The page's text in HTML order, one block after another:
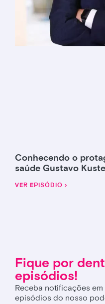
Conhecendo o
saúde Gustavo
VER EPISÓDIO ›
Fique por
episódios!
Receba notificações
episódios do nosso